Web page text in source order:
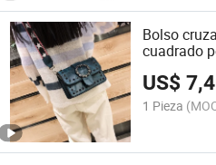
Bolso
cuadrado
viento del
US$
1 Pieza